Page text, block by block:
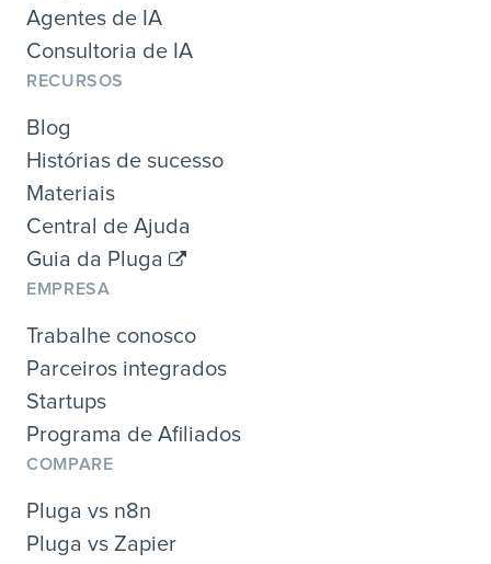
Agentes de IA
Consultoria de IA
RECURSOS
Blog
Histórias de sucesso
Materiais
Central de Ajuda
Guia da Pluga
EMPRESA
Trabalhe conosco
Parceiros integrados
Startups
Programa de Afiliados
COMPARE
Pluga vs n8n
Pluga vs Zapier